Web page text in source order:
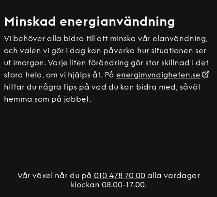
Minskad energianvändning
Vi behöver alla bidra till att minska vår elanvändning,
och valen vi gör i dag kan påverka hur situationen ser
ut imorgon. Varje liten förändring gör stor skillnad i det
stora hela, om vi hjälps åt. På energimyndigheten.se
hittar du några tips på vad du kan bidra med, såväl
hemma som på jobbet.
Vår växel når du på 010 478 70 00 alla vardagar
klockan 08.00-17.00.